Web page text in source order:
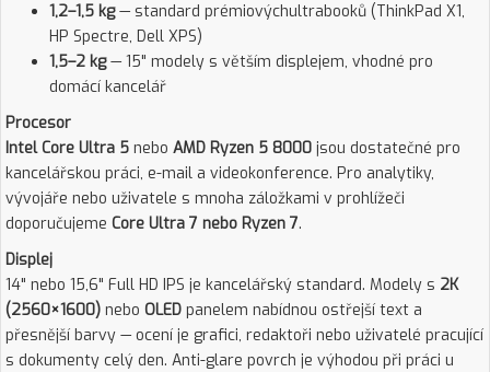
1,2–1,5 kg— standard prémiovýchultrabooků (ThinkPad X1,
HP Spectre, Dell XPS)
1,5–2 kg— 15" modely s větším displejem, vhodné pro
domácí kancelář
Procesor
Intel Core Ultra 5 nebo AMD Ryzen 5 8000 jsou dostatečné pro
kancelářskou práci, e-mail a videokonference. Pro analytiky,
vývojáře nebo uživatele s mnoha záložkami v prohlížeči
doporučujeme Core Ultra 7 nebo Ryzen 7.
Displej
14" nebo 15,6" Full HD IPS je kancelářský standard. Modely s 2K
(2560×1600) nebo OLED panelem nabídnou ostřejší text a
přesnější barvy — ocení je grafici, redaktoři nebo uživatelé pracující
s dokumenty celý den. Anti-glare povrch je výhodou při práci u